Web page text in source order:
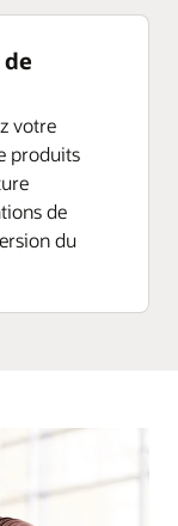
votre
produits
de
du